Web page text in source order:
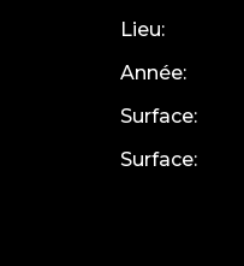
Lieu:
Année:
Surface:
Surface: